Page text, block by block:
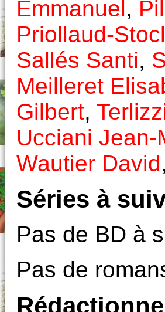
Emmanuel,
Priollaud-
Sallés Santi,
Meilleret
Gilbert,
Ucciani Jean-
Wautier David,
Séries à
Pas de BD à
Pas de